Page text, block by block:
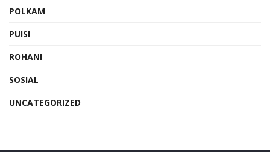
POLKAM
PUISI
ROHANI
SOSIAL
UNCATEGORIZED